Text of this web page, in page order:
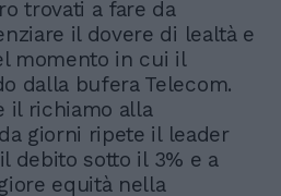
trovati a fare da
il dovere di lealtà e
momento in cui il
dalla bufera Telecom.
il richiamo alla
giorni ripete il leader
debito sotto il 3% e a
equità nella